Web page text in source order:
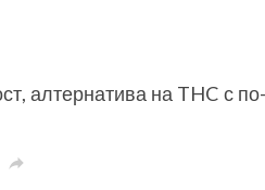
алтернатива на THC с
